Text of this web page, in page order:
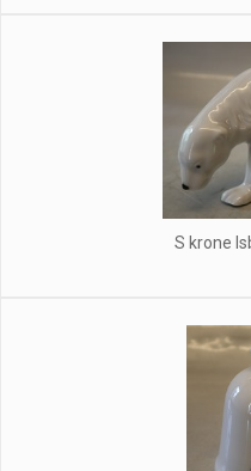
S krone